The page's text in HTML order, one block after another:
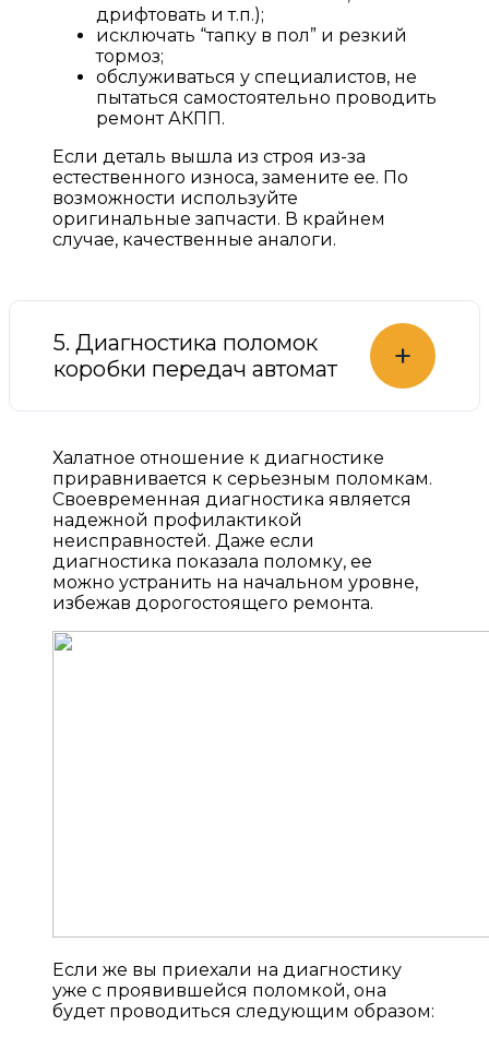
дрифтовать и т.п.);
исключать “тапку в пол” и резкий
тормоз;
обслуживаться у специалистов, не
пытаться самостоятельно проводить
ремонт АКПП.
Если деталь вышла из строя из-за
естественного износа, замените ее. По
возможности используйте
оригинальные запчасти. В крайнем
случае, качественные аналоги.
5. Диагностика поломок
коробки передач автомат
+
Халатное отношение к диагностике
приравнивается к серьезным поломкам.
Своевременная диагностика является
надежной профилактикой
неисправностей. Даже если
диагностика показала поломку, ее
можно устранить на начальном уровне,
избежав дорогостоящего ремонта.
Если же вы приехали на диагностику
уже с проявившейся поломкой, она
будет проводиться следующим образом: